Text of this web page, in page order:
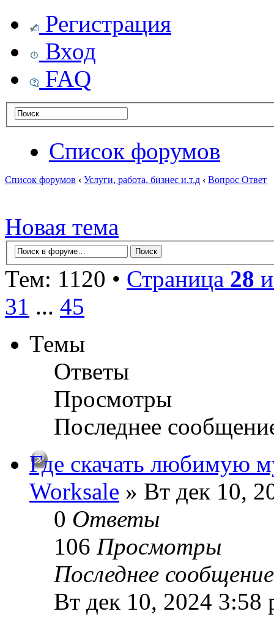
Регистрация
Вход
FAQ
Список форумов
Список форумов ‹ Услуги, работа, бизнес и.т.д ‹ Вопрос Ответ
Новая тема
Тем: 1120 • Страница 28
31 ... 45
Темы
Ответы
Просмотры
Последнее
Где скачать любимую
Worksale » Вт дек 10,
0 Ответы
106 Просмотры
Последнее
Вт дек 10, 2024 3:58